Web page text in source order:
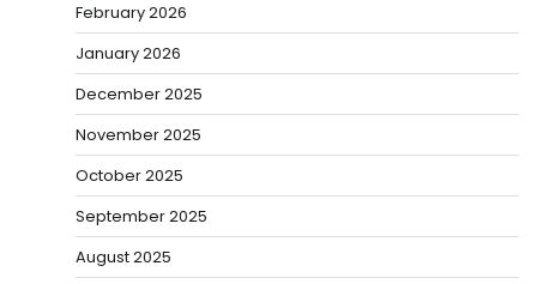
February 2026
January 2026
December 2025
November 2025
October 2025
September 2025
August 2025